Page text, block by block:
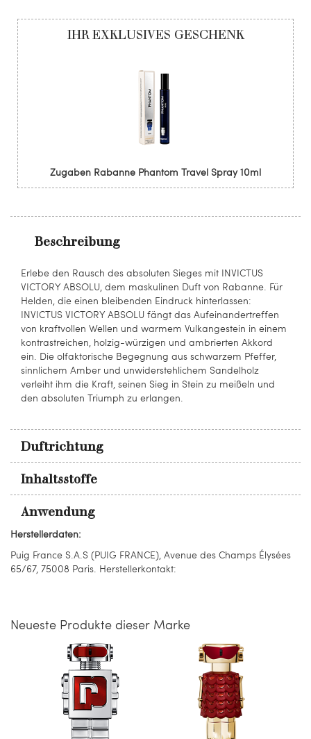
Beschreibung
Erlebe den Rausch des absoluten Sieges mit INVICTUS
VICTORY ABSOLU, dem maskulinen Duft von Rabanne. Für
Helden, die einen bleibenden Eindruck hinterlassen:
INVICTUS VICTORY ABSOLU fängt das Aufeinandertreffen
von kraftvollen Wellen und warmem Vulkangestein in einem
kontrastreichen, holzig-würzigen und ambrierten Akkord
ein. Die olfaktorische Begegnung aus schwarzem Pfeffer,
sinnlichem Amber und unwiderstehlichem Sandelholz
verleiht ihm die Kraft, seinen Sieg in Stein zu meißeln und
den absoluten Triumph zu erlangen.
Duftrichtung
Inhaltsstoffe
Anwendung
IHR EXKLUSIVES GESCHENK
Zugaben Rabanne Phantom Travel Spray 10ml
Herstellerdaten:
Puig France S.A.S (PUIG FRANCE), Avenue des Champs Élysées
65/67, 75008 Paris. Herstellerkontakt:
Neueste Produkte dieser Marke